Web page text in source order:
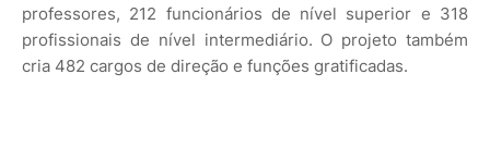
professores, 212 funcionários de nível superior e 318
profissionais de nível intermediário. O projeto também
cria 482 cargos de direção e funções gratificadas.